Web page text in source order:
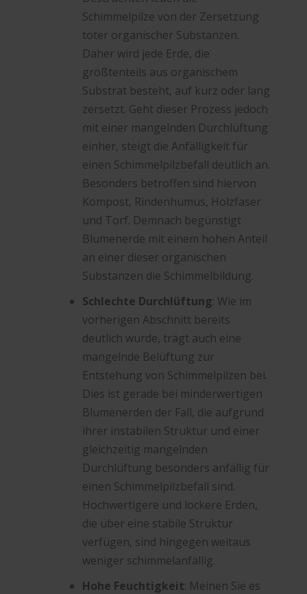
Schimmelpilze von der Zersetzung
toter organischer Substanzen.
Daher wird jede Erde, die
größtenteils aus organischem
Substrat besteht, auf kurz oder lang
zersetzt. Geht dieser Prozess jedoch
mit einer mangelnden Durchlüftung
einher, steigt die Anfälligkeit für
einen Schimmelpilzbefall deutlich an.
Besonders betroffen sind hiervon
Kompost, Rindenhumus, Holzfaser
und Torf. Demnach begünstigt
Blumenerde mit einem hohen Anteil
an einer dieser organischen
Substanzen die Schimmelbildung.
Schlechte Durchlüftung: Wie im
vorherigen Abschnitt bereits
deutlich wurde, trägt auch eine
mangelnde Belüftung zur
Entstehung von Schimmelpilzen bei.
Dies ist gerade bei minderwertigen
Blumenerden der Fall, die aufgrund
ihrer instabilen Struktur und einer
gleichzeitig mangelnden
Durchlüftung besonders anfällig für
einen Schimmelpilzbefall sind.
Hochwertigere und lockere Erden,
die über eine stabile Struktur
verfügen, sind hingegen weitaus
weniger schimmelanfällig.
Hohe Feuchtigkeit: Meinen Sie es